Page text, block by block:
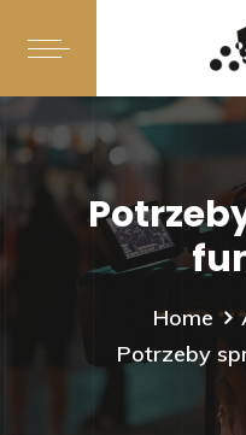
Home
Potrzeby